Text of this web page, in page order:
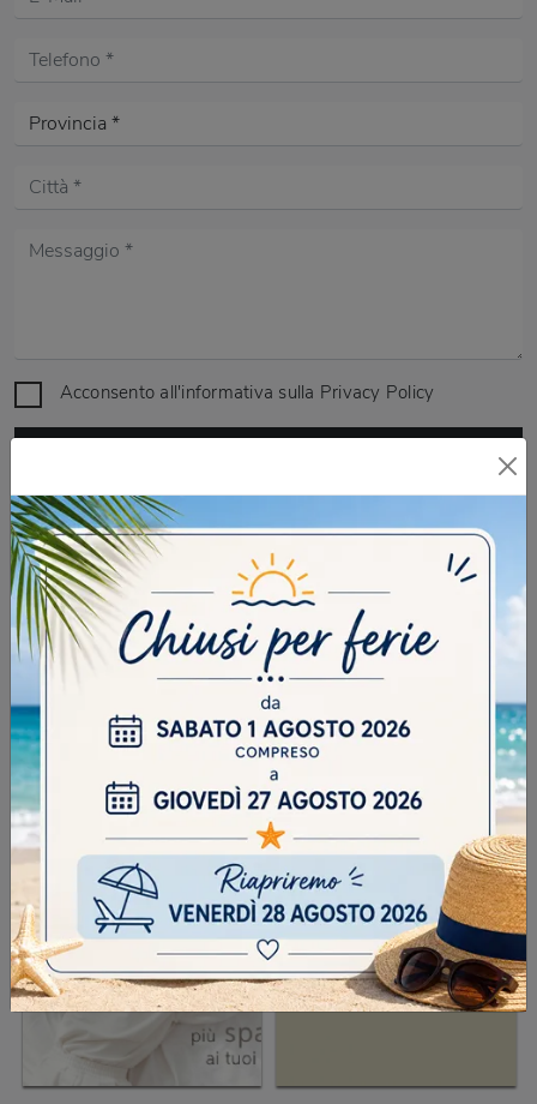
SFOGLIA I NOSTRI CATALOGHI
Acconsento all'informativa sulla Privacy Policy
Scrivere la parola "Fragole" al singolare
INVIA